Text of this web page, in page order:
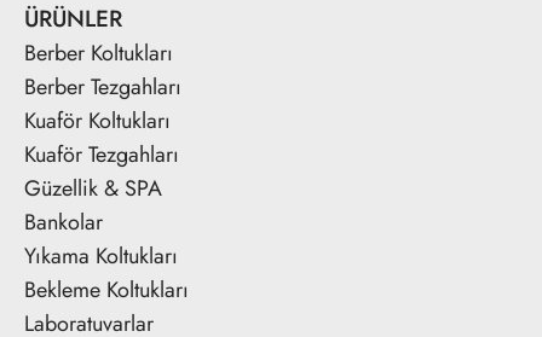
ÜRÜNLER
Berber Koltukları
Berber Tezgahları
Kuaför Koltukları
Kuaför Tezgahları
Güzellik & SPA
Bankolar
Yıkama Koltukları
Bekleme Koltukları
Laboratuvarlar